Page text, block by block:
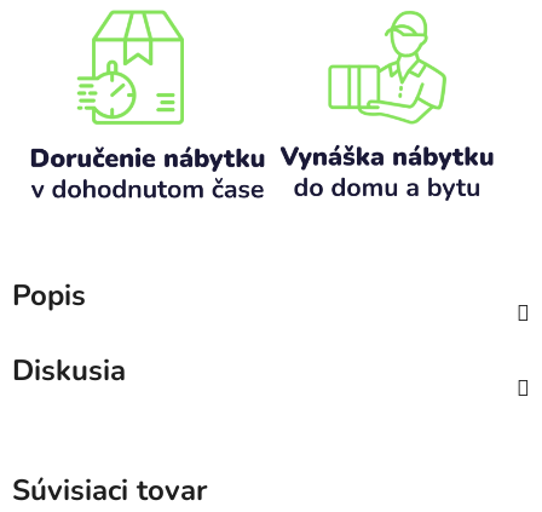
Popis
Diskusia
Súvisiaci tovar